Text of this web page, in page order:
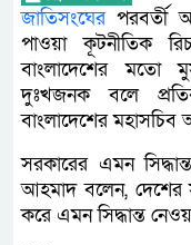
জাতিসংঘেরপরবর্তী
পাওয়া কূটনীতিক
বাংলাদেশের মতো
দুঃখজনক বলে
বাংলাদেশের
সরকারের এমন
আহমাদ বলেন, দেশের
করে এমন সিদ্ধান্ত